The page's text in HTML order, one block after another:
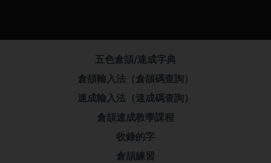
五色倉頡/速成字典
倉頡輸入法（倉頡碼查詢）
速成輸入法（速成碼查詢）
倉頡速成教學課程
收錄的字
倉頡練習